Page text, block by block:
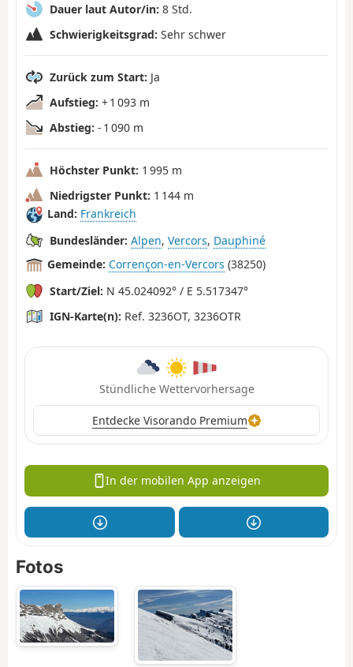
Dauer laut Autor/in: 8 Std.
Schwierigkeitsgrad: Sehr schwer
Zurück zum Start: Ja
Aufstieg: + 1 093 m
Abstieg: - 1 090 m
Höchster Punkt: 1 995 m
Niedrigster Punkt: 1 144 m
Land: Frankreich
Bundesländer: Alpen, Vercors, Dauphiné
Gemeinde: Corrençon-en-Vercors (38250)
Start/Ziel: N 45.024092° / E 5.517347°
IGN-Karte(n): Ref. 3236OT, 3236OTR
Stündliche Wettervorhersage
Entdecke Visorando Premium
In der mobilen App anzeigen
Fotos